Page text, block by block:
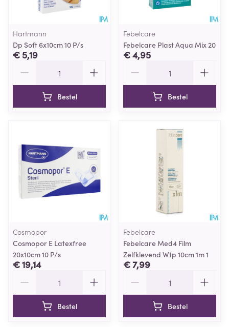
Hartmann
Dp Soft 6x10cm 10 P/s
€ 5,19
Bestel
Febelcare
Febelcare Plast Aqua Mix 20
€ 4,95
Bestel
Cosmopor
Cosmopor E Latexfree
20x10cm 10 P/s
€ 19,14
Bestel
Febelcare
Febelcare Med4 Film
Zelfklevend Wtp 10cm 1m 1
€ 7,99
Bestel